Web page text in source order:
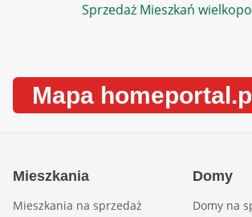
Sprzedaż Mieszkań
Mapa
Mieszkania
Mieszkania na sprzedaż
Domy
Domy na